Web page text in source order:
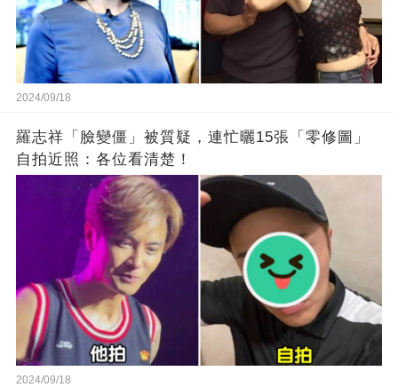
2024/09/18
羅志祥「臉變僵」被質疑，連忙曬15張「零修圖」
自拍近照：各位看清楚！
2024/09/18